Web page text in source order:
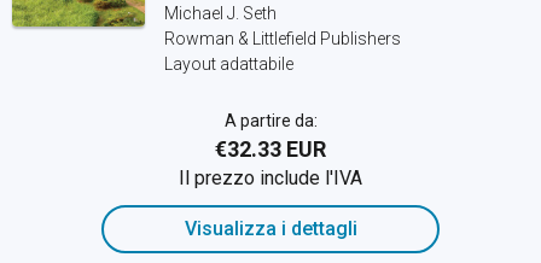
Michael J. Seth
Rowman & Littlefield Publishers
Layout adattabile
A partire da:
€32.33 EUR
Il prezzo include l'IVA
Visualizza i dettagli